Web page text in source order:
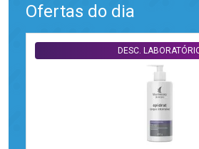
Ofertas do dia
DESC.